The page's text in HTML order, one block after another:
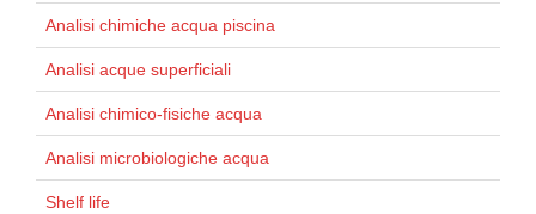
Analisi chimiche acqua piscina
Analisi acque superficiali
Analisi chimico-fisiche acqua
Analisi microbiologiche acqua
Shelf life